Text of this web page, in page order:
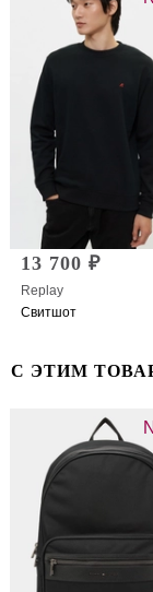
13 700 ₽
Replay
Свитшот
С ЭТИМ